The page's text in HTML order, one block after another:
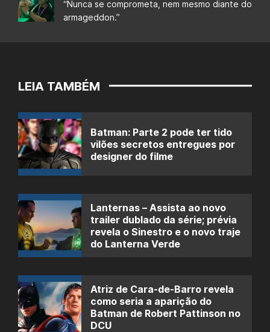
“Nunca se comprometa, nem mesmo diante do
armageddon.”
LEIA TAMBÉM
Batman: Parte 2 pode ter tido
vilões secretos entregues por
designer do filme
Lanternas – Assista ao novo
trailer dublado da série; prévia
revela o Sinestro e o novo traje
do Lanterna Verde
Atriz de Cara-de-Barro revela
como seria a aparição do
Batman de Robert Pattinson no
DCU